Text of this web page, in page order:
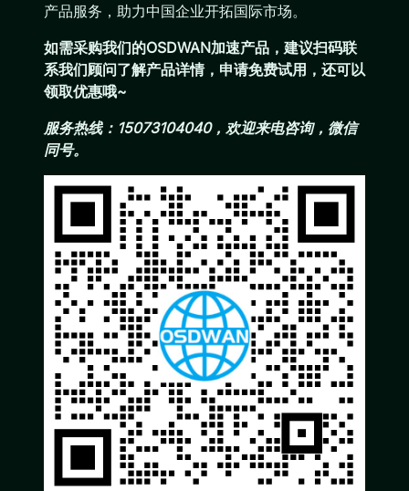
产品服务，助力中国企业开拓国际市场。
如需采购我们的OSDWAN加速产品，建议扫码联
系我们顾问了解产品详情，申请免费试用，还可以
领取优惠哦~
服务热线：15073104040，欢迎来电咨询，微信
同号。